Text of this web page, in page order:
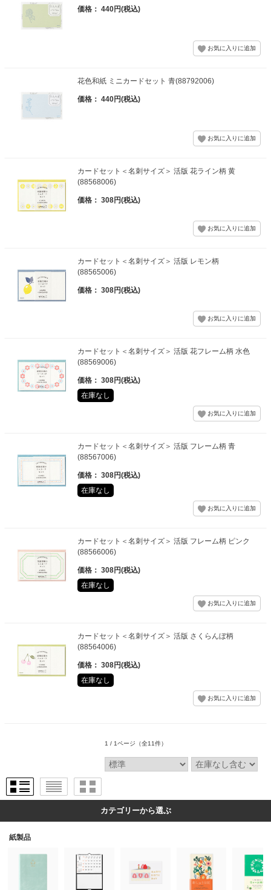
価格： 440円(税込)
花色和紙 ミニカードセット 青(88792006)
価格： 440円(税込)
カードセット＜名刺サイズ＞ 活版 花ライン柄 黄
(88568006)
価格： 308円(税込)
カードセット＜名刺サイズ＞ 活版 レモン柄
(88565006)
価格： 308円(税込)
カードセット＜名刺サイズ＞ 活版 花フレーム柄 水色
(88569006)
価格： 308円(税込)
在庫なし
カードセット＜名刺サイズ＞ 活版 フレーム柄 青
(88567006)
価格： 308円(税込)
在庫なし
カードセット＜名刺サイズ＞ 活版 フレーム柄 ピンク
(88566006)
価格： 308円(税込)
在庫なし
カードセット＜名刺サイズ＞ 活版 さくらんぼ柄
(88564006)
価格： 308円(税込)
在庫なし
1 / 1ページ （全11件）
カテゴリーから選ぶ
紙製品